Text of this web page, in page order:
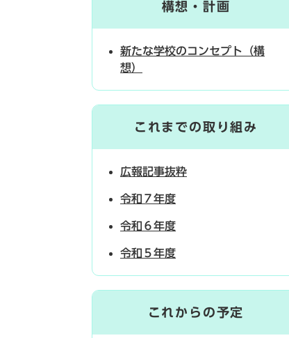
構想・計画
新たな学校のコンセプト（構
想）
これまでの取り組み
広報記事抜粋
令和７年度
令和６年度
令和５年度
これからの予定